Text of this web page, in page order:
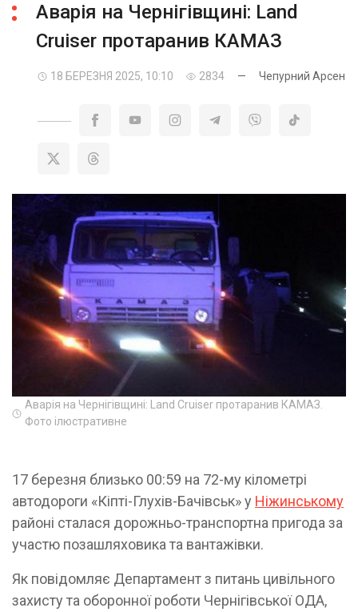
Аварія на Чернігівщині: Land
Cruiser протаранив КАМАЗ
18 БЕРЕЗНЯ 2025, 10:10 2834 — Чепурний Арсен
Аварія на Чернігівщині: Land Cruiser протаранив КАМАЗ.
Фото ілюстративне
17 березня близько 00:59 на 72-му кілометрі
автодороги «Кіпті-Глухів-Бачівськ» у Ніжинському
районі сталася дорожньо-транспортна пригода за
участю позашляховика та вантажівки.
Як повідомляє Департамент з питань цивільного
захисту та оборонної роботи Чернігівської ОДА,